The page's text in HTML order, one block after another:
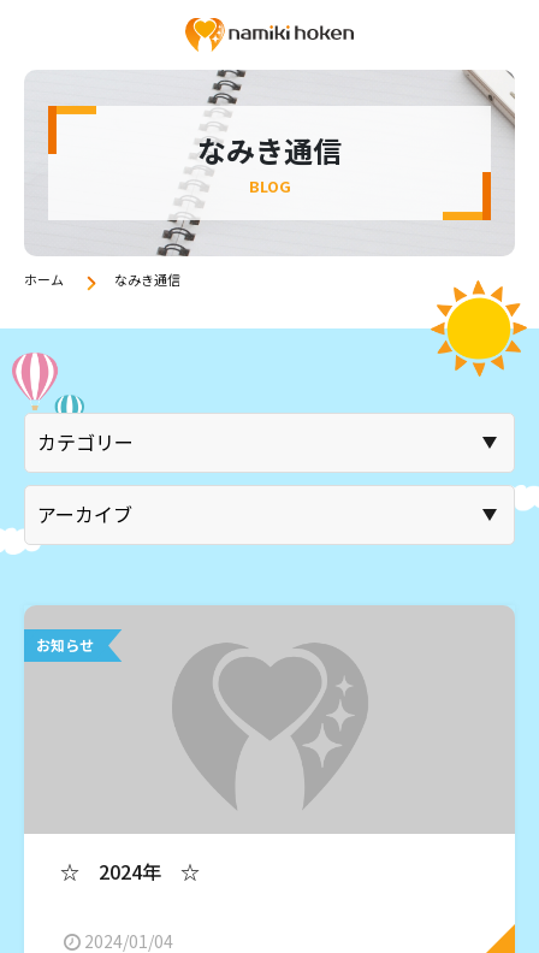
なみき通信
BLOG
ホーム なみき通信
お知らせ
☆ 2024年 ☆
2024/01/04